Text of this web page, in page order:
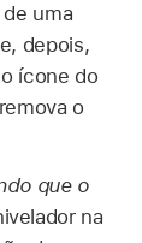
uma
depois,
ícone do
o
que o
na